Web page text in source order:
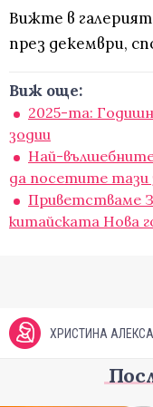
Вижте в
през декември,
Виж още:
2025-та:
зодии
Най-вълшебните
да посетите тази
Приветстваме
китайската Нова
ХРИСТИНА